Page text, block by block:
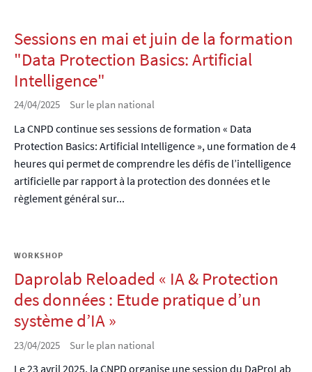
Sessions en mai et juin de la formation
"Data Protection Basics: Artificial
Intelligence"
24/04/2025 Sur le plan national
La CNPD continue ses sessions de formation « Data
Protection Basics: Artificial Intelligence », une formation de 4
heures qui permet de comprendre les défis de l’intelligence
artificielle par rapport à la protection des données et le
règlement général sur...
WORKSHOP
Daprolab Reloaded « IA & Protection
des données : Etude pratique d’un
système d’IA »
23/04/2025 Sur le plan national
Le 23 avril 2025, la CNPD organise une session du DaProLab